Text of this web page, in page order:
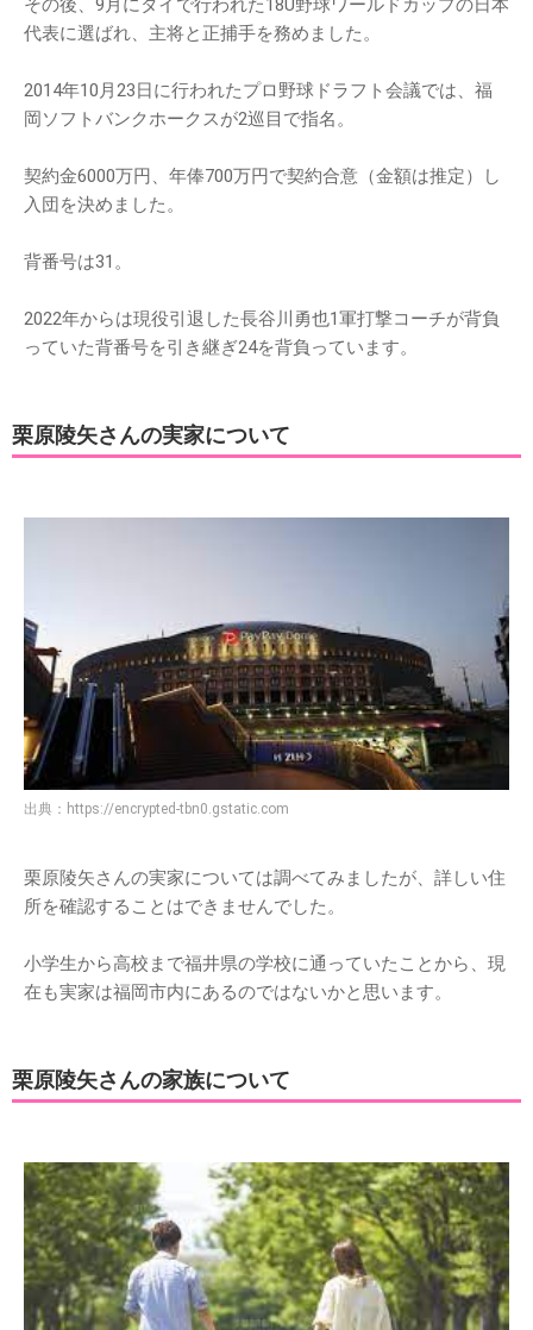
その後、9月にタイで行われた18U野球ワールドカップの日本
代表に選ばれ、主将と正捕手を務めました。
2014年10月23日に行われたプロ野球ドラフト会議では、福
岡ソフトバンクホークスが2巡目で指名。
契約金6000万円、年俸700万円で契約合意（金額は推定）し
入団を決めました。
背番号は31。
2022年からは現役引退した長谷川勇也1軍打撃コーチが背負
っていた背番号を引き継ぎ24を背負っています。
栗原陵矢さんの実家について
出典： https://encrypted-tbn0.gstatic.com
栗原陵矢さんの実家については調べてみましたが、詳しい住
所を確認することはできませんでした。
小学生から高校まで福井県の学校に通っていたことから、現
在も実家は福岡市内にあるのではないかと思います。
栗原陵矢さんの家族について